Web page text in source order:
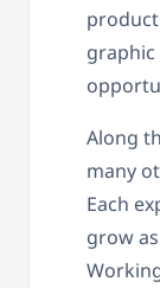
Along
many
Each
grow